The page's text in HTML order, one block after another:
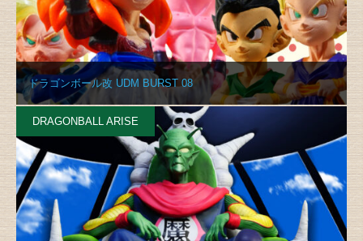
ドラゴンボール改 UDM BURST 08
DRAGONBALL ARISE